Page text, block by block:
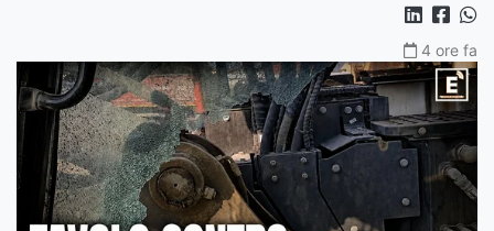
4 ore fa